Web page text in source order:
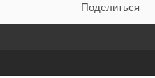
Поделиться